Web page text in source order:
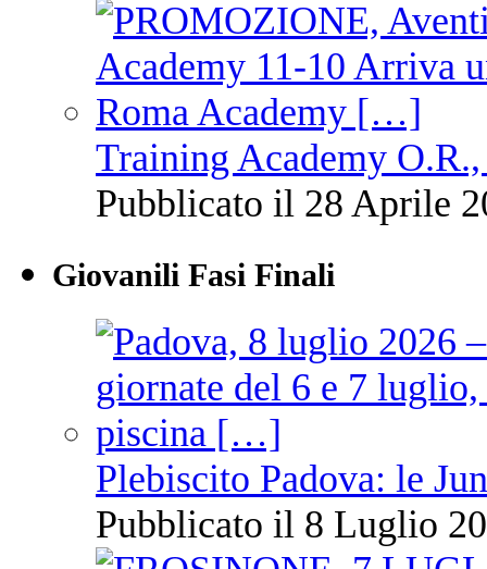
Training Academy
Pubblicato il 28 Aprile
Giovanili Fasi Finali
Plebiscito Padova: le
Pubblicato il 8 Luglio